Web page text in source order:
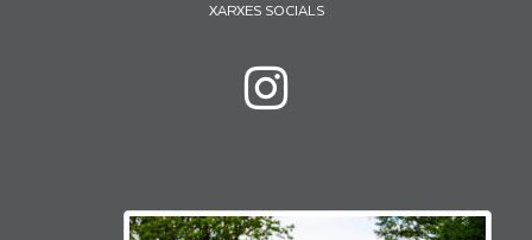
XARXES SOCIALS